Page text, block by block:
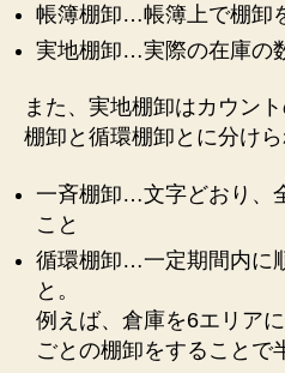
帳簿棚卸…帳簿上で棚卸
実地棚卸…実際の在庫の
また、実地棚卸はカウン
棚卸と循環棚卸とに分けら
一斉棚卸…文字どおり、
こと
循環棚卸…一定期間内に
と。
例えば、倉庫を6エリア
ごとの棚卸をすることで